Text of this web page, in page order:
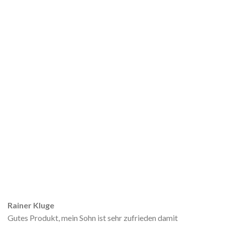
Rainer Kluge
Gutes Produkt, mein Sohn ist sehr zufrieden damit